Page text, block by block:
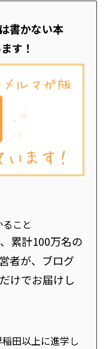
書かない本
す！
こと
累計100万名の
者が、ブログ
けでお届けし
田以上に進学し